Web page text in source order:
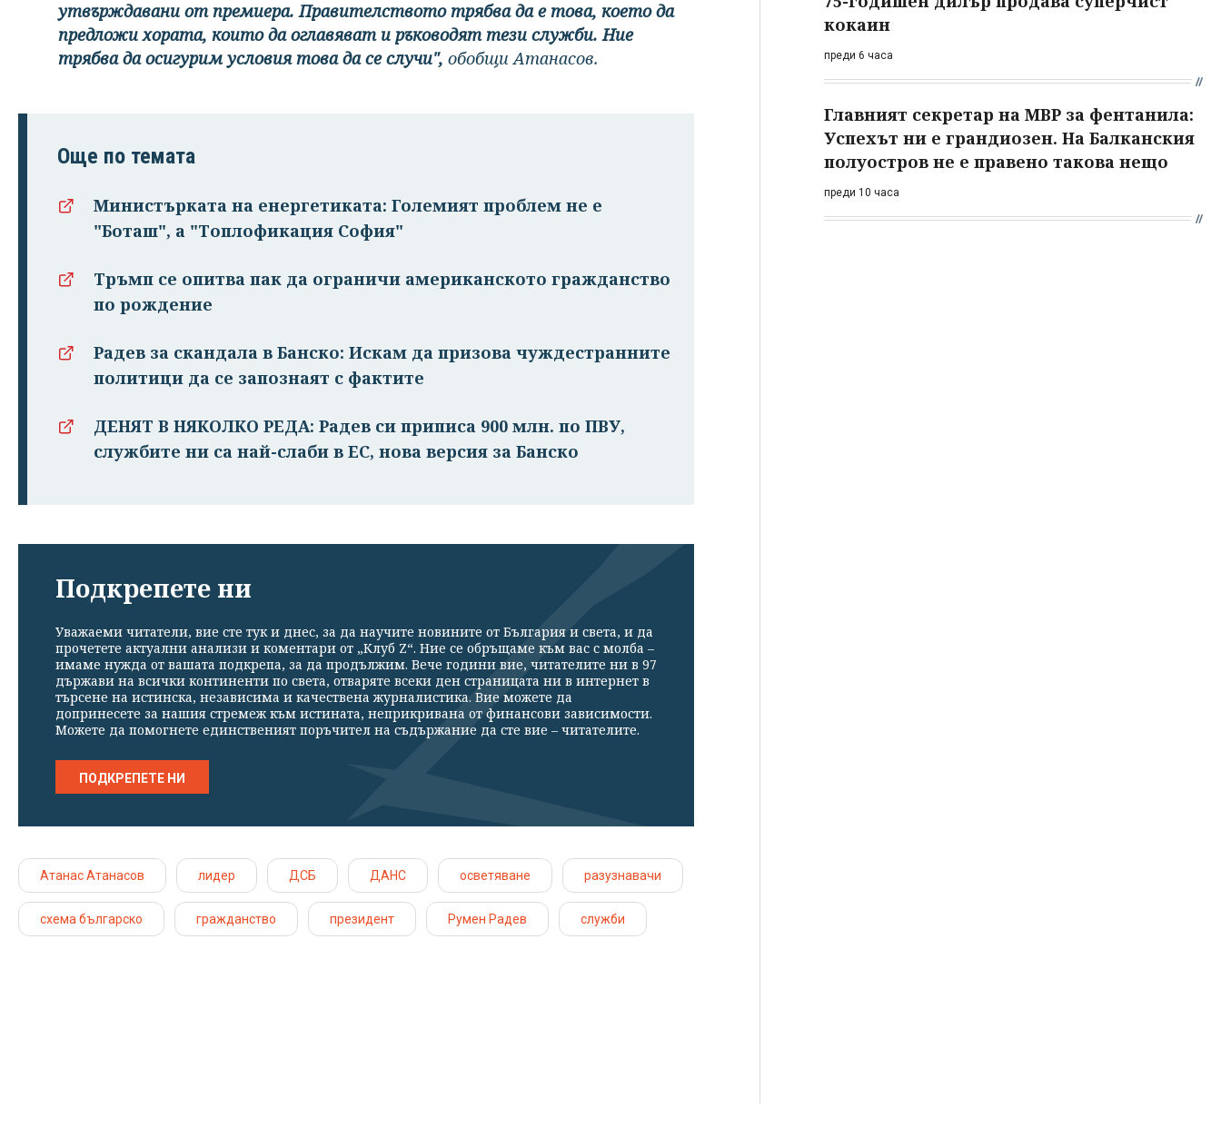
утвърждавани от премиера. Правителството трябва да е това, което да
предложи хората, които да оглавяват и ръководят тези служби. Ние
трябва да осигурим условия това да се случи", обобщи Атанасов.
Още по темата
Министърката на енергетиката: Големият проблем не е
"Боташ", а "Топлофикация София"
Тръмп се опитва пак да ограничи американското гражданство
по рождение
Радев за скандала в Банско: Искам да призова чуждестранните
политици да се запознаят с фактите
ДЕНЯТ В НЯКОЛКО РЕДА: Радев си приписа 900 млн. по ПВУ,
службите ни са най-слаби в ЕС, нова версия за Банско
Подкрепете ни
Уважаеми читатели, вие сте тук и днес, за да научите новините от България и света, и да
прочетете актуални анализи и коментари от „Клуб Z“. Ние се обръщаме към вас с молба –
имаме нужда от вашата подкрепа, за да продължим. Вече години вие, читателите ни в 97
държави на всички континенти по света, отваряте всеки ден страницата ни в интернет в
търсене на истинска, независима и качествена журналистика. Вие можете да
допринесете за нашия стремеж към истината, неприкривана от финансови зависимости.
Можете да помогнете единственият поръчител на съдържание да сте вие – читателите.
ПОДКРЕПЕТЕ НИ
Атанас Атанасов лидер ДСБ ДАНС осветяване разузнавачи
схема българско гражданство президент Румен Радев служби
кокаин
преди 6 часа
Главният секретар на МВР за фентанила:
Успехът ни е грандиозен. На Балканския
полуостров не е правено такова нещо
преди 10 часа